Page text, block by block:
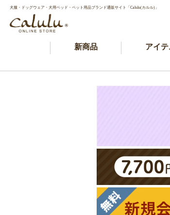
犬服・ドッグウェア・犬用ベッド・ペット用品ブランド通販サイト「Calulu(カルル)」
新商品 アイテ